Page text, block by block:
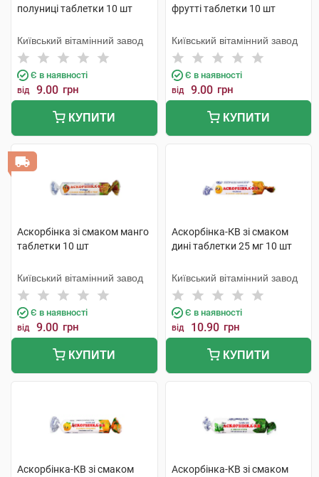
полуниці таблетки 10 шт
Київський вітамінний завод
Є в наявності
від 9.00 грн
КУПИТИ
фрутті таблетки 10 шт
Київський вітамінний завод
Є в наявності
від 9.00 грн
КУПИТИ
Аскорбінка зі смаком манго
таблетки 10 шт
Київський вітамінний завод
Є в наявності
від 9.00 грн
КУПИТИ
Аскорбінка-КВ зі смаком
дині таблетки 25 мг 10 шт
Київський вітамінний завод
Є в наявності
від 10.90 грн
КУПИТИ
Аскорбінка-КВ зі смаком
Аскорбінка-КВ зі смаком